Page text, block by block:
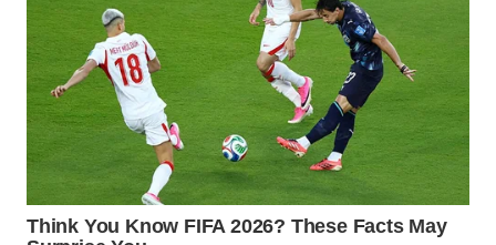
SURABAYA
WN
NATUNA
WN
BINTAN
WN